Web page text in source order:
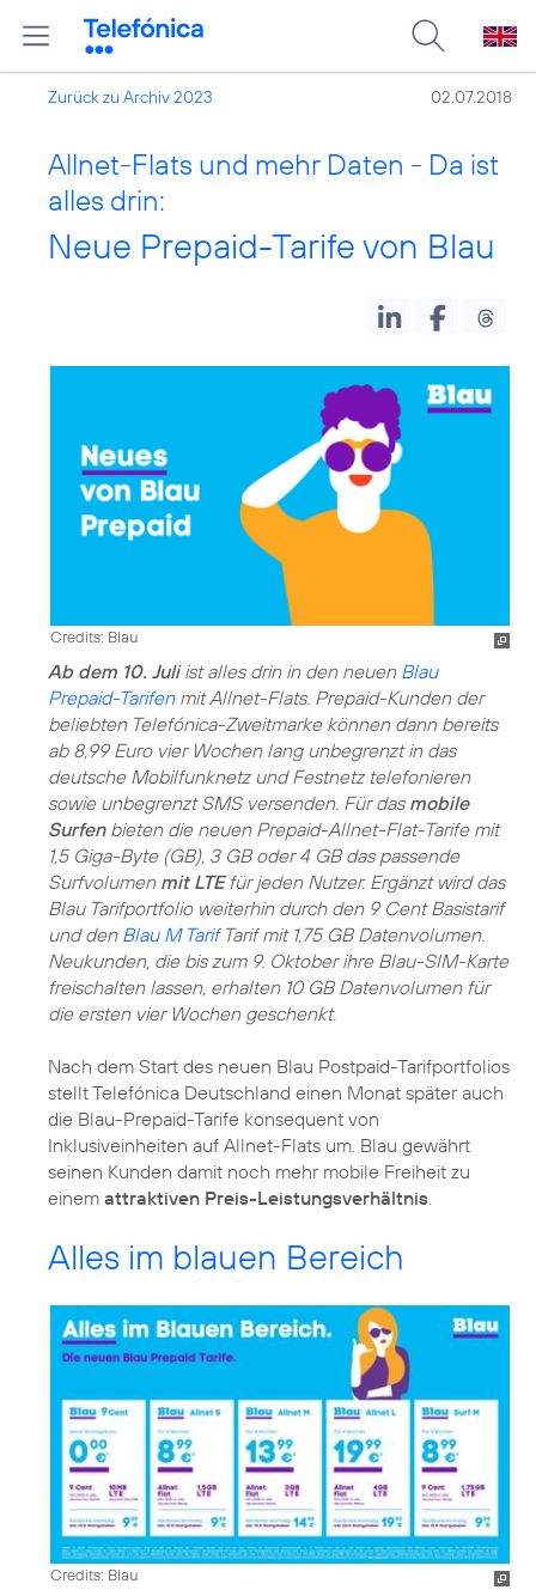
Zurück zu Archiv 2023 02.07.2018
Allnet-Flats und mehr Daten - Da ist
alles drin:
Neue Prepaid-Tarife von Blau
Credits: Blau
Ab dem 10. Juliist alles drin in den neuen Blau
Prepaid-Tarifenmit Allnet-Flats. Prepaid-Kunden der
beliebten Telefónica-Zweitmarke können dann bereits
ab 8,99 Euro vier Wochen lang unbegrenzt in das
deutsche Mobilfunknetz und Festnetz telefonieren
sowie unbegrenzt SMS versenden. Für das mobile
Surfenbieten die neuen Prepaid-Allnet-Flat-Tarife mit
1,5 Giga-Byte (GB), 3 GB oder 4 GB das passende
Surfvolumen mit LTEfür jeden Nutzer. Ergänzt wird das
Blau Tarifportfolio weiterhin durch den 9 Cent Basistarif
und den Blau M TarifTarif mit 1,75 GB Datenvolumen.
Neukunden, die bis zum 9. Oktober ihre Blau-SIM-Karte
freischalten lassen, erhalten 10 GB Datenvolumen für
die ersten vier Wochen geschenkt.
Nach dem Start des neuen Blau Postpaid-Tarifportfolios
stellt Telefónica Deutschland einen Monat später auch
die Blau-Prepaid-Tarife konsequent von
Inklusiveinheiten auf Allnet-Flats um. Blau gewährt
seinen Kunden damit noch mehr mobile Freiheit zu
einem attraktiven Preis-Leistungsverhältnis
Alles im blauen Bereich
Credits: Blau